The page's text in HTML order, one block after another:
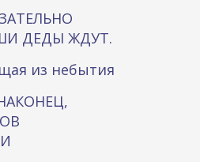
ДЕДЫ ЖДУТ.
из небытия